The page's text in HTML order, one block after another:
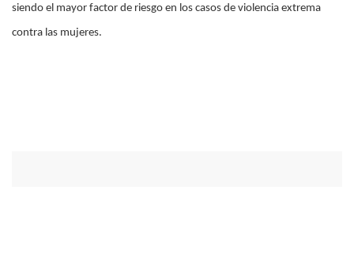
siendo el mayor factor de riesgo en los casos de violencia extrema
contra las mujeres.